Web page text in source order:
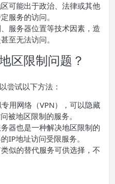
区可能出于政治、法律或其他
服务的访问。
服务器位置等技术因素，造
至无法访问。
区限制问题？
尝试以下方法：
专用网络（VPN），可以隐藏
被地区限制的服务。
务器也是一种解决地区限制的
IP地址访问受限服务。
类似的替代服务可供选择，不